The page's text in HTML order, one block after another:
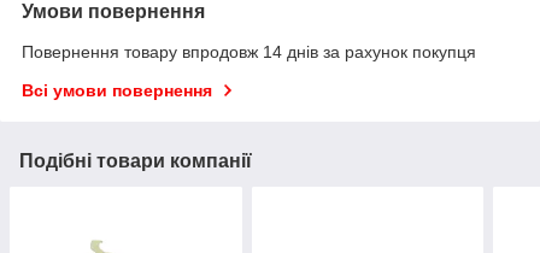
Умови повернення
Повернення товару впродовж 14 днів за рахунок покупця
Всі умови повернення
Подібні товари компанії